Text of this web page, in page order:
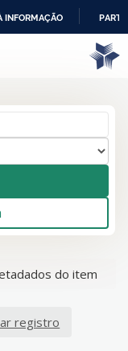
INFORMAÇÃO
do item
registro